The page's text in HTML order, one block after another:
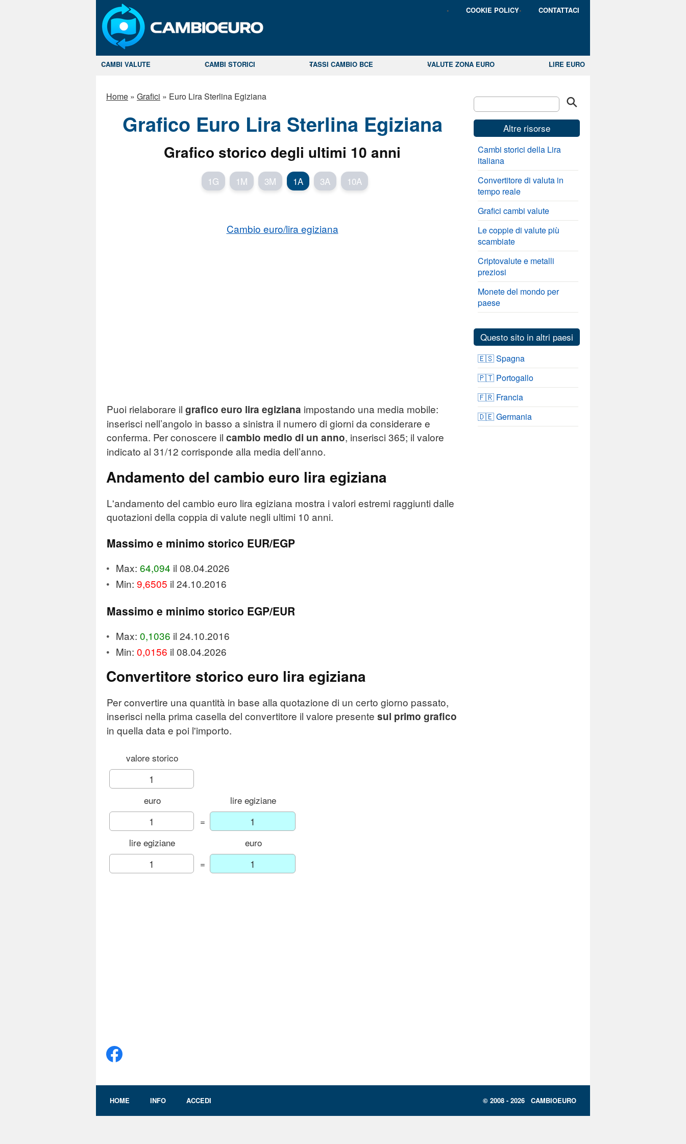
COOKIE POLICY CONTATTACI
CAMBI VALUTE CAMBI STORICI TASSI CAMBIO BCE VALUTE ZONA EURO LIRE EURO
Home » Grafici » Euro Lira Sterlina Egiziana
Grafico Euro Lira Sterlina Egiziana
Grafico storico degli ultimi 10 anni
1G 1M 3M 1A 3A 10A
Cambio euro/lira egiziana
Puoi rielaborare il grafico euro lira egiziana impostando una media mobile:
inserisci nell’angolo in basso a sinistra il numero di giorni da considerare e
conferma. Per conoscere il cambio medio di un anno, inserisci 365; il valore
indicato al 31/12 corrisponde alla media dell’anno.
Andamento del cambio euro lira egiziana
L'andamento del cambio euro lira egiziana mostra i valori estremi raggiunti dalle
quotazioni della coppia di valute negli ultimi 10 anni.
Massimo e minimo storico EUR/EGP
Max: 64,094 il 08.04.2026
Min: 9,6505 il 24.10.2016
Massimo e minimo storico EGP/EUR
Max: 0,1036 il 24.10.2016
Min: 0,0156 il 08.04.2026
Convertitore storico euro lira egiziana
Per convertire una quantità in base alla quotazione di un certo giorno passato,
inserisci nella prima casella del convertitore il valore presente sul primo grafico
in quella data e poi l'importo.
valore storico
euro
lire egiziane
=
lire egiziane
euro
=
Altre risorse
Cambi storici della Lira
italiana
Convertitore di valuta in
tempo reale
Grafici cambi valute
Le coppie di valute più
scambiate
Criptovalute e metalli
preziosi
Monete del mondo per
paese
Questo sito in altri paesi
🇪🇸 Spagna
🇵🇹 Portogallo
🇫🇷 Francia
🇩🇪 Germania
HOME INFO ACCEDI © 2008 - 2026 CAMBIOEURO